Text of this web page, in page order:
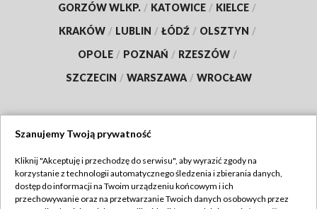
GORZÓW WLKP. / KATOWICE / KIELCE /
KRAKÓW / LUBLIN / ŁÓDŹ / OLSZTYN /
OPOLE / POZNAŃ / RZESZÓW /
SZCZECIN / WARSZAWA / WROCŁAW
TVP
Abonament TVP
Regulamin TVP
Szanujemy Twoją prywatność
Kliknij "Akceptuję i przechodzę do serwisu", aby wyrazić zgody na
korzystanie z technologii automatycznego śledzenia i zbierania danych,
dostęp do informacji na Twoim urządzeniu końcowym i ich
przechowywanie oraz na przetwarzanie Twoich danych osobowych przez